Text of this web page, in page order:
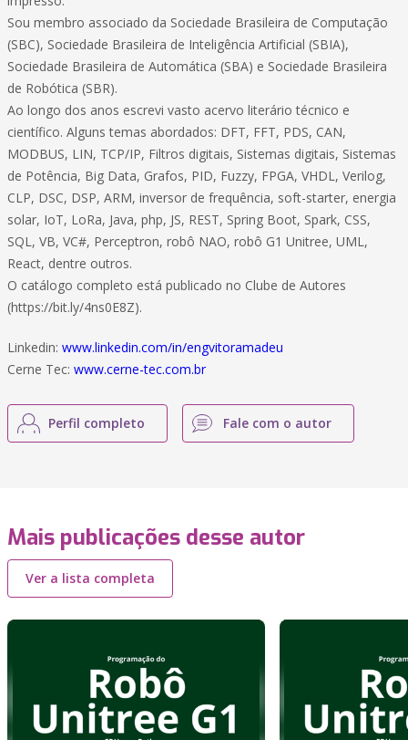
Sou membro associado da Sociedade Brasileira de Computação
(SBC), Sociedade Brasileira de Inteligência Artificial (SBIA),
Sociedade Brasileira de Automática (SBA) e Sociedade Brasileira
de Robótica (SBR).
Ao longo dos anos escrevi vasto acervo literário técnico e
científico. Alguns temas abordados: DFT, FFT, PDS, CAN,
MODBUS, LIN, TCP/IP, Filtros digitais, Sistemas digitais, Sistemas
de Potência, Big Data, Grafos, PID, Fuzzy, FPGA, VHDL, Verilog,
CLP, DSC, DSP, ARM, inversor de frequência, soft-starter, energia
solar, IoT, LoRa, Java, php, JS, REST, Spring Boot, Spark, CSS,
SQL, VB, VC#, Perceptron, robô NAO, robô G1 Unitree, UML,
React, dentre outros.
O catálogo completo está publicado no Clube de Autores
(https://bit.ly/4ns0E8Z).
Linkedin: www.linkedin.com/in/engvitoramadeu
Cerne Tec: www.cerne-tec.com.br
Perfil completo Fale com o autor
Mais publicações desse autor
Ver a lista completa